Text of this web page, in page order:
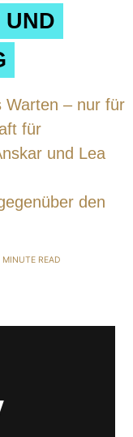
UND
Warten – nur für
für
und Lea
den
MINUTE READ